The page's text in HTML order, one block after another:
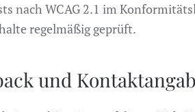
nach WCAG 2.1 im
regelmäßig geprüft.
und